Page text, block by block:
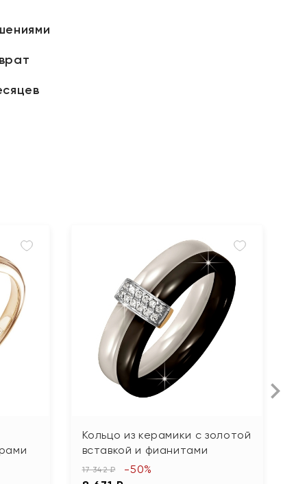
Кольцо из керамики с золотой
вставкой и фианитами
17 342 ₽ -50%